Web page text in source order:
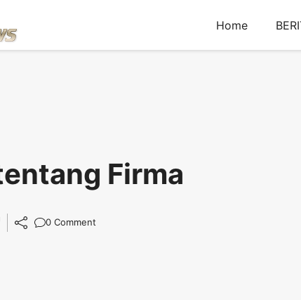
Home
Firma
0 Comment